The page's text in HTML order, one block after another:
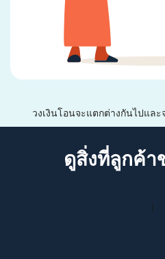
วงเงินโอนจะแตกต่างกันไปแล
ดูสิ่งที่ลูกค้า